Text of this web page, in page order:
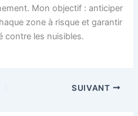
Mon objectif : anticiper
zone à risque et garantir
contre les nuisibles.
SUIVANT